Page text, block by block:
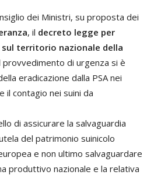
dei Ministri, su proposta dei
, il decreto legge per
territorio nazionale della
provvedimento di urgenza si è
eradicazione dalla PSA nei
il contagio nei suini da
di assicurare la salvaguardia
del patrimonio suinicolo
e non ultimo salvaguardare
produttivo nazionale e la relativa